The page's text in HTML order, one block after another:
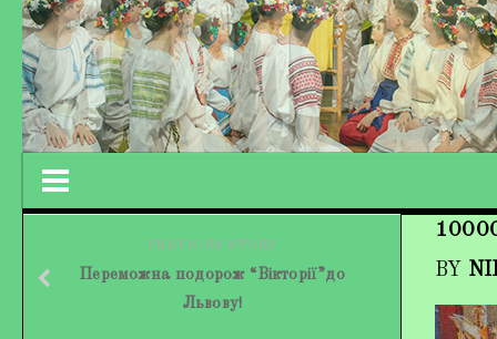
Кохно Вікторія Вікторівна BY
PREVIOUS STORY
Переможна подорож “Вікторії”до
Львову!